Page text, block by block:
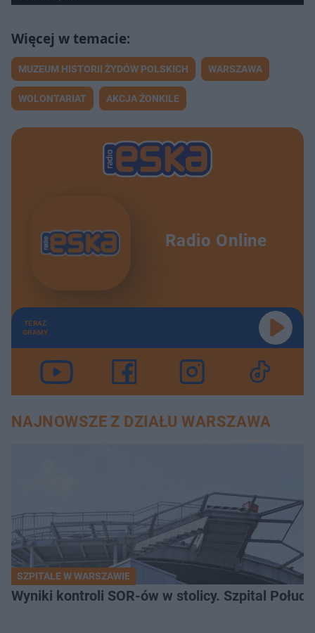
MUZEUM HISTORII ŻYDÓW POLSKICH WARSZAWA
WOLONTARIAT AKCJA ŻONKILE
Radio Online
TERAZ
GRAMY
NAJNOWSZE Z DZIAŁU WARSZAWA
SZPITALE W WARSZAWIE
Wyniki kontroli SOR-ów w stolicy. Szpital